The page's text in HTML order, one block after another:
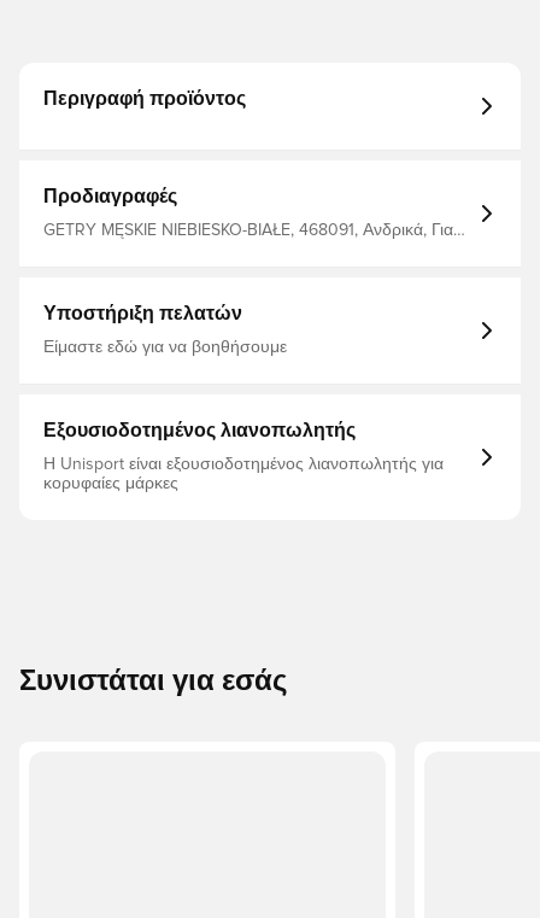
Περιγραφή προϊόντος
Προδιαγραφές
GETRY MĘSKIE NIEBIESKO-BIAŁE, 468091, Ανδρικά, Για
Υποστήριξη πελατών
Είμαστε εδώ για να βοηθήσουμε
Εξουσιοδοτημένος λιανοπωλητής
Η Unisport είναι εξουσιοδοτημένος λιανοπωλητής για
κορυφαίες μάρκες
Συνιστάται για εσάς